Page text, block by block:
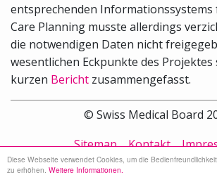
Diese Webseite verwendet Cookies, um die Bedienfreundlichkeit
zu erhöhen. Weitere Informationen.
entsprechenden Informationssystems
Care Planning musste allerdings
die notwendigen Daten nicht
wesentlichen Eckpunkte des Projektes
kurzen Bericht zusammengefasst.
© Swiss Medical Board
Sitemap
Kontakt